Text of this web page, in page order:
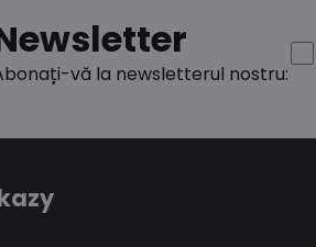
vă la newsletterul nostru: